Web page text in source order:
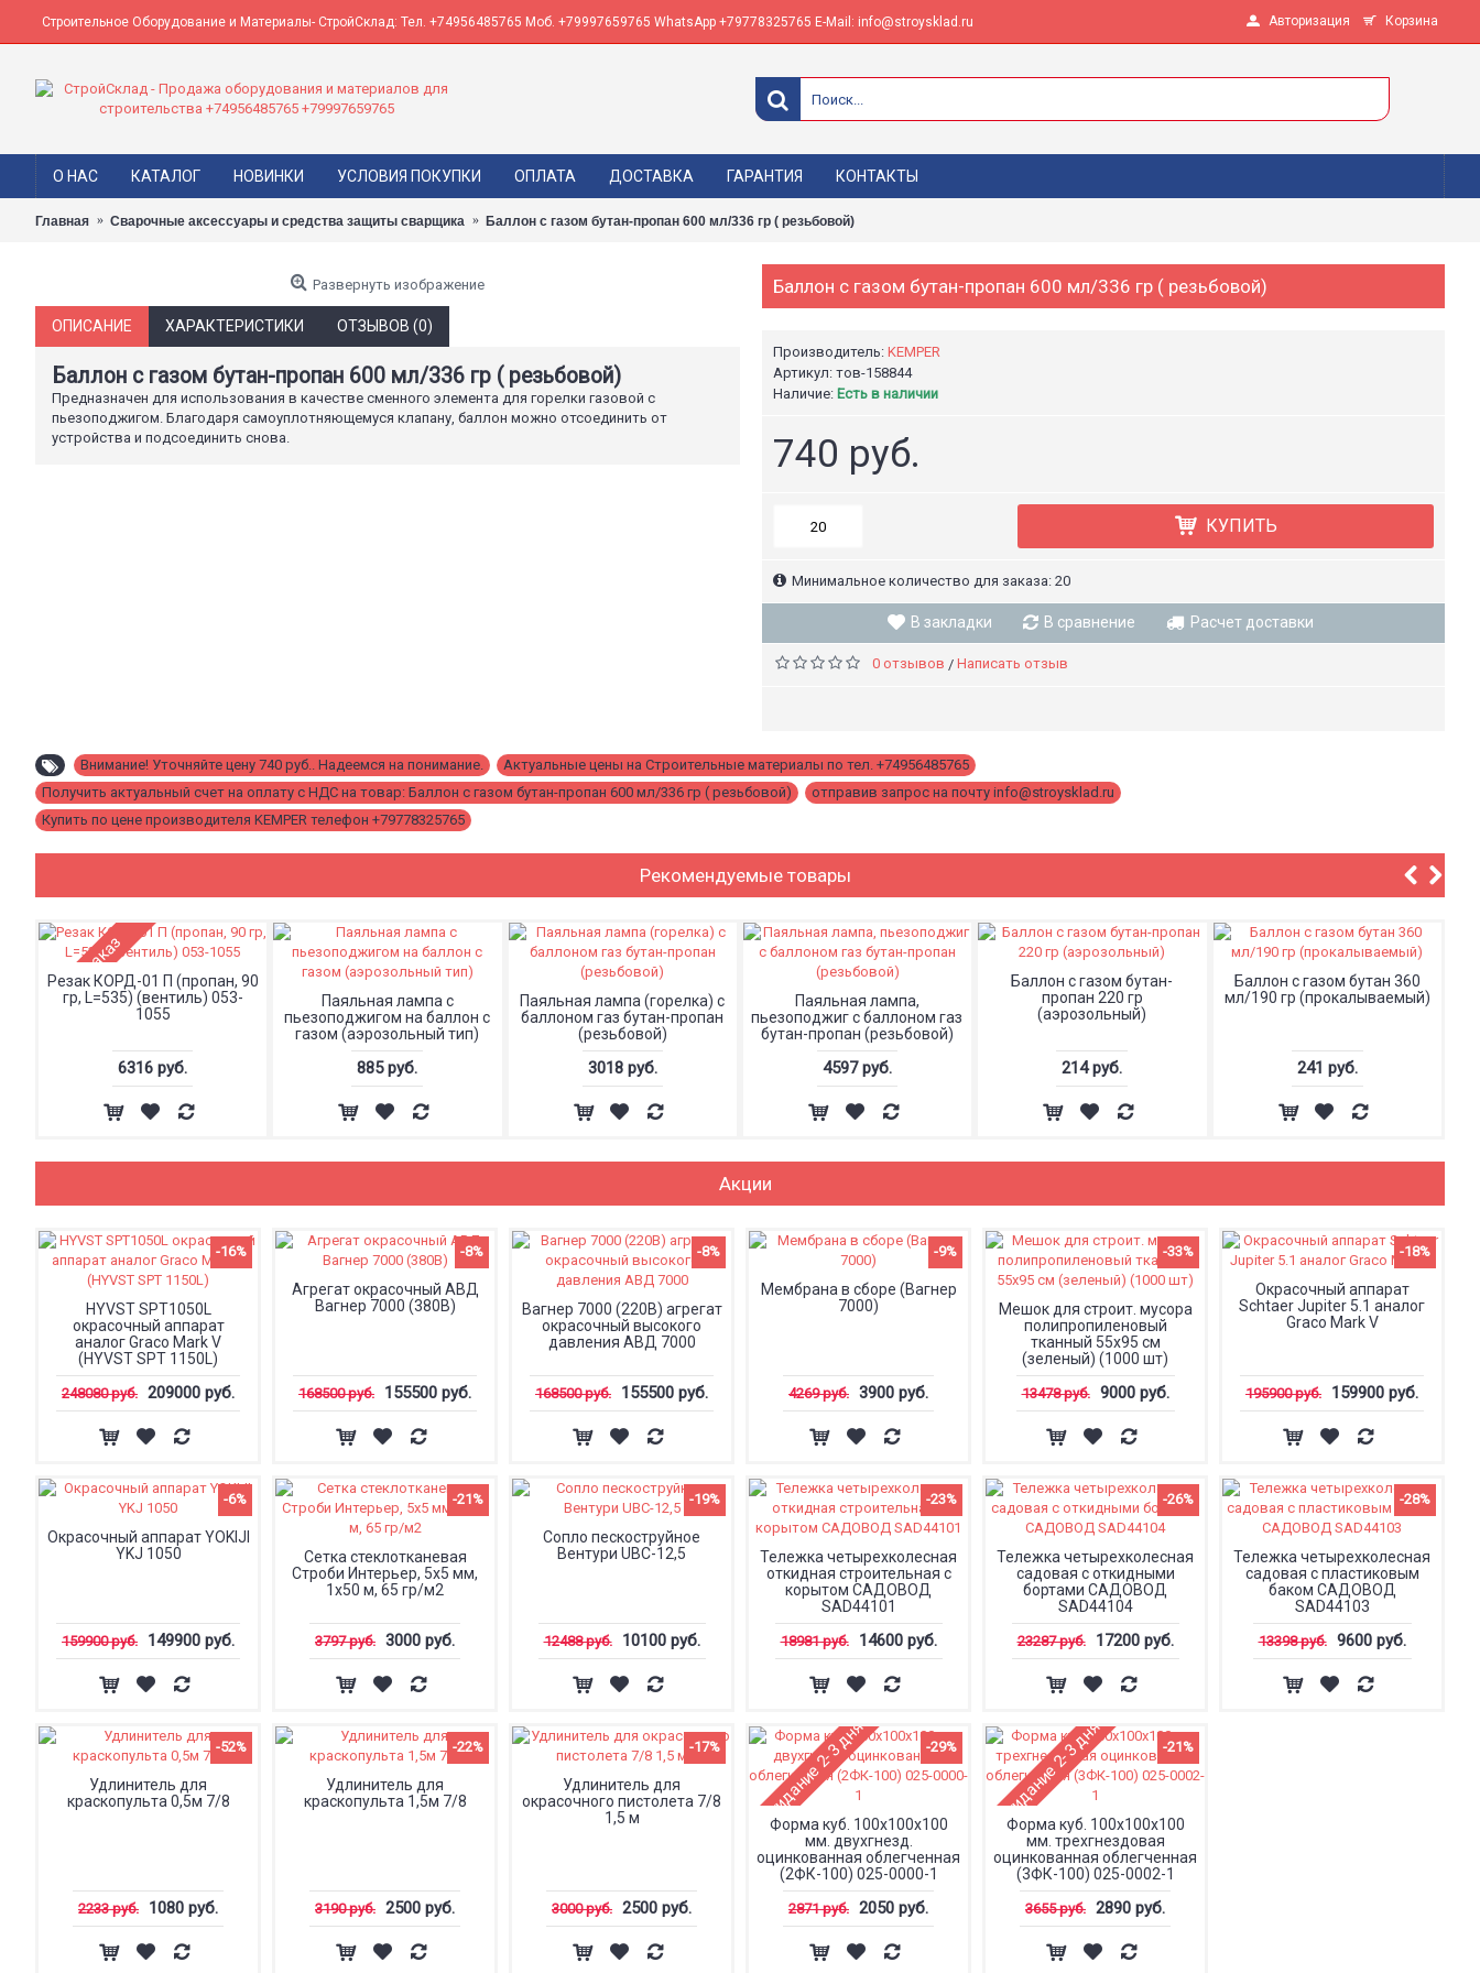
Строительное Оборудование и Материалы- СтройСклад: Тел. +74956485765 Моб. +79997659765 WhatsApp +79778325765 E-Mail: info@stroysklad.ru Авторизация Корзина
О НАС КАТАЛОГ НОВИНКИ УСЛОВИЯ ПОКУПКИ ОПЛАТА ДОСТАВКА ГАРАНТИЯ КОНТАКТЫ
Главная Сварочные аксессуары и средства защиты сварщика Баллон с газом бутан-пропан 600 мл/336 гр ( резьбовой)
Развернуть изображение
ОПИСАНИЕ ХАРАКТЕРИСТИКИ ОТЗЫВОВ (0)
Баллон с газом бутан-пропан 600 мл/336 гр ( резьбовой)
Предназначен для использования в качестве сменного элемента для горелки газовой с
пьезоподжигом. Благодаря самоуплотняющемуся клапану, баллон можно отсоединить от
устройства и подсоединить снова.
Баллон с газом бутан-пропан 600 мл/336 гр ( резьбовой)
Производитель: KEMPER
Артикул: тов-158844
Наличие: Есть в наличии
740 руб.
КУПИТЬ
Минимальное количество для заказа: 20
В закладки В сравнение Расчет доставки
0 отзывов / Написать отзыв
Внимание! Уточняйте цену 740 руб.. Надеемся на понимание. Актуальные цены на Строительные материалы по тел. +74956485765
Получить актуальный счет на оплату с НДС на товар: Баллон с газом бутан-пропан 600 мл/336 гр ( резьбовой)
отправив запрос на почту info@stroysklad.ru
Купить по цене производителя KEMPER телефон +79778325765
Рекомендуемые товары
Предзаказ
Резак КОРД-01 П (пропан, 90
гр, L=535) (вентиль) 053-
1055
6316 руб.
Паяльная лампа с
пьезоподжигом на баллон с
газом (аэрозольный тип)
885 руб.
Паяльная лампа (горелка) с
баллоном газ бутан-пропан
(резьбовой)
3018 руб.
Паяльная лампа,
пьезоподжиг с баллоном газ
бутан-пропан (резьбовой)
4597 руб.
Баллон с газом бутан-
пропан 220 гр
(аэрозольный)
214 руб.
Баллон с газом бутан 360
мл/190 гр (прокалываемый)
241 руб.
Акции
-16%
HYVST SPT1050L
окрасочный аппарат
аналог Graco Mark V
(HYVST SPT 1150L)
248080 руб. 209000 руб.
-8%
Агрегат окрасочный АВД
Вагнер 7000 (380В)
168500 руб. 155500 руб.
-8%
Вагнер 7000 (220В) агрегат
окрасочный высокого
давления АВД 7000
168500 руб. 155500 руб.
-9%
Мембрана в сборе (Вагнер
7000)
4269 руб. 3900 руб.
-33%
Мешок для строит. мусора
полипропиленовый
тканный 55х95 см
(зеленый) (1000 шт)
13478 руб. 9000 руб.
-18%
Окрасочный аппарат
Schtaer Jupiter 5.1 аналог
Graco Mark V
195900 руб. 159900 руб.
-6%
Окрасочный аппарат YOKIJI
YKJ 1050
159900 руб. 149900 руб.
-21%
Сетка стеклотканевая
Строби Интерьер, 5x5 мм,
1x50 м, 65 гр/м2
3797 руб. 3000 руб.
-19%
Сопло пескоструйное
Вентури UBC-12,5
12488 руб. 10100 руб.
-23%
Тележка четырехколесная
откидная строительная с
корытом САДОВОД
SAD44101
18981 руб. 14600 руб.
-26%
Тележка четырехколесная
садовая с откидными
бортами САДОВОД
SAD44104
23287 руб. 17200 руб.
-28%
Тележка четырехколесная
садовая с пластиковым
баком САДОВОД
SAD44103
13398 руб. 9600 руб.
-52%
Удлинитель для
краскопульта 0,5м 7/8
2233 руб. 1080 руб.
-22%
Удлинитель для
краскопульта 1,5м 7/8
3190 руб. 2500 руб.
-17%
Удлинитель для
окрасочного пистолета 7/8
1,5 м
3000 руб. 2500 руб.
-29%
Ожидание 2-3 дня
Форма куб. 100х100х100
мм. двухгнезд.
оцинкованная облегченная
(2ФК-100) 025-0000-1
2871 руб. 2050 руб.
-21%
Ожидание 2-3 дня
Форма куб. 100х100х100
мм. трехгнездовая
оцинкованная облегченная
(3ФК-100) 025-0002-1
3655 руб. 2890 руб.